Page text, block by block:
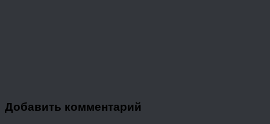
Добавить комментарий